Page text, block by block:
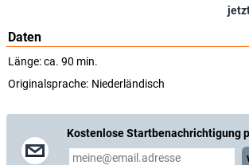
Daten
Länge: ca. 90 min.
Originalsprache: Niederländisch
Kostenlose Startbenachrichtigung